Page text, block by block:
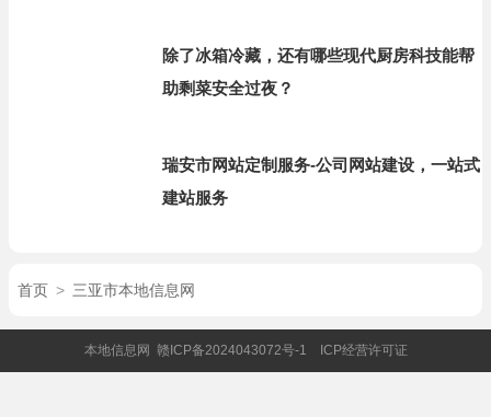
除了冰箱冷藏，还有哪些现代厨房科技能帮
助剩菜安全过夜？
瑞安市网站定制服务-公司网站建设，一站式
建站服务
首页 > 三亚市本地信息网
本地信息网 赣ICP备2024043072号-1 ICP经营许可证